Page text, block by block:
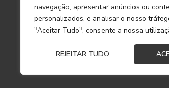
navegação, apresentar anúncios ou
personalizados, e analisar o nosso
"Aceitar Tudo", consente a nossa
REJEITAR TUDO
marca, produtos e estilo de
O conteúdo aqui produzido é
famosa estrela de três
quatro cantos do globo.